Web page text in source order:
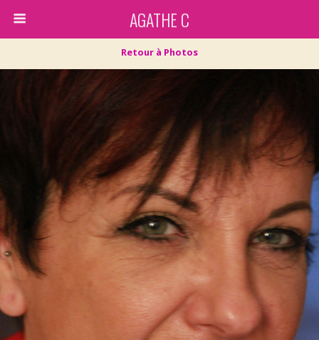
AGATHE C
Retour à Photos